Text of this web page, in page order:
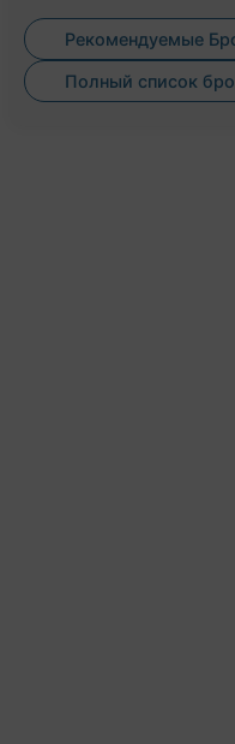
Рекомендуемые
Полный список